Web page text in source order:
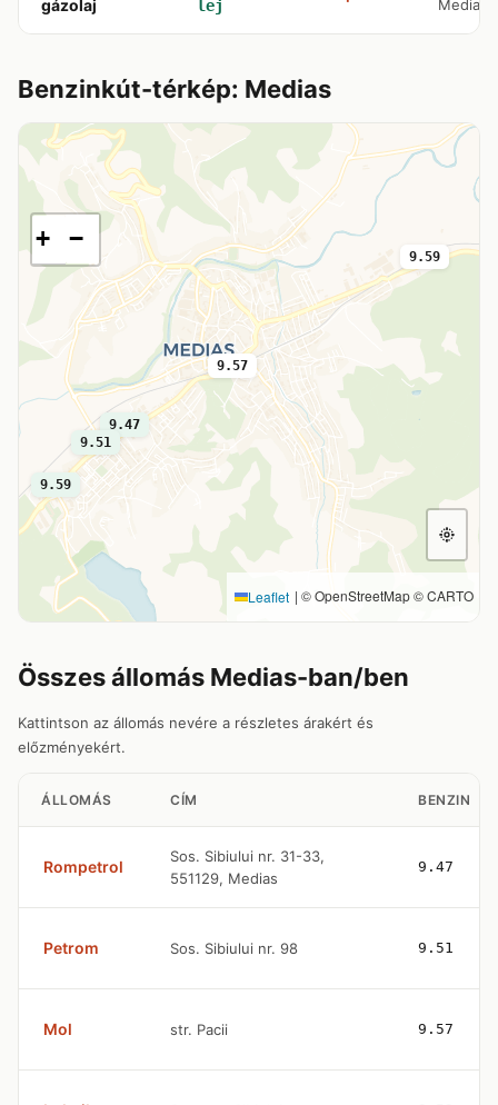
gázolaj lej Medias
Benzinkút-térkép: Medias
9.51
9.57
9.47
9.59
9.59
+ −
Leaflet | © OpenStreetMap © CARTO
Összes állomás Medias-ban/ben
Kattintson az állomás nevére a részletes árakért és
előzményekért.
ÁLLOMÁS CÍM BENZIN
Rompetrol
Sos. Sibiului nr. 31-33,
551129, Medias
9.47
Petrom Sos. Sibiului nr. 98 9.51
Mol str. Pacii 9.57